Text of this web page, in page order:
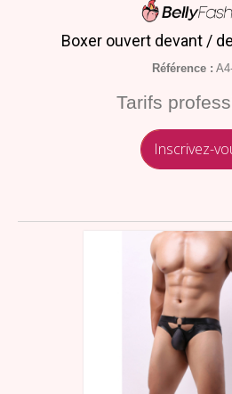
Boxer ouvert devant /
Référence :
Tarifs
Inscrivez-